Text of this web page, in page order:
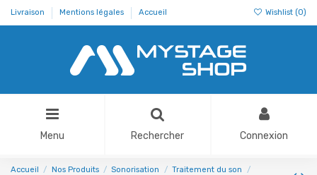
Livraison Mentions légales Accueil Wishlist (0)
Menu Rechercher Connexion
Accueil Nos Produits Sonorisation
Traitement du son